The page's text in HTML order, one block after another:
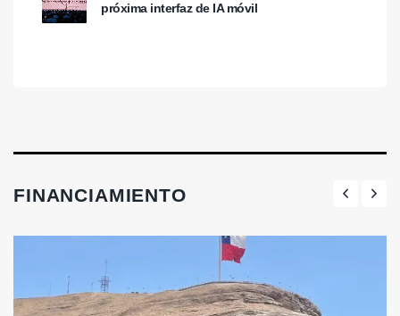
próxima interfaz de IA móvil
FINANCIAMIENTO